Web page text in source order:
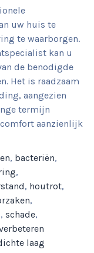
uw huis te
te waarborgen.
kan u
de benodigde
Het is raadzaam
aangezien
termijn
aanzienlijk
, bacteriën,
,
, houtrot,
,
,schade,
laag